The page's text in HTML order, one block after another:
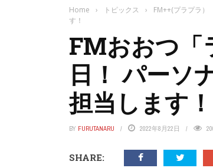
Home › トピックス › FM++(プラプラ）
す！
FMおおつ「
日！ パーソ
担当します！
BY FURUTANARU 2022年8月22日
SHARE: